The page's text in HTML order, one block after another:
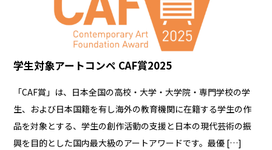
学生対象アートコンペ CAF賞2025
「CAF賞」は、日本全国の高校・大学・大学院・専門学校の学
生、および日本国籍を有し海外の教育機関に在籍する学生の作
品を対象とする、学生の創作活動の支援と日本の現代芸術の振
興を目的とした国内最大級のアートアワードです。最優 […]